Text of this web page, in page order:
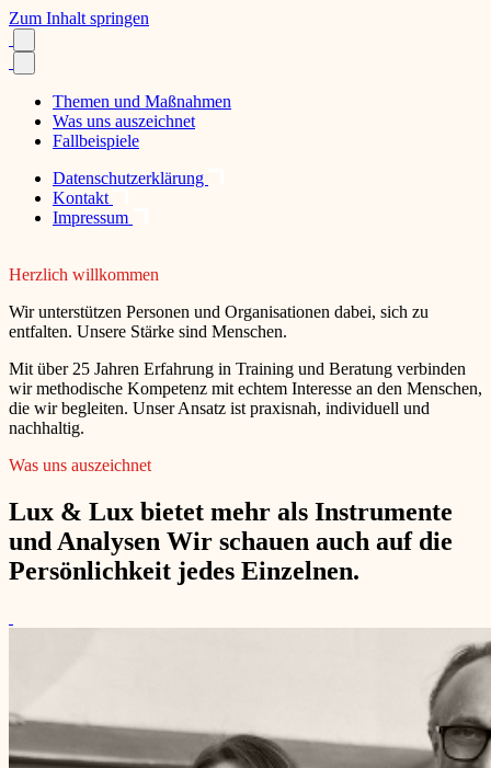
Zum Inhalt springen
Themen und Maßnahmen
Was uns auszeichnet
Fallbeispiele
Datenschutzerklärung
Kontakt
Impressum
Herzlich willkommen
Wir unterstützen Personen und Organisationen dabei, sich zu
entfalten. Unsere Stärke sind Menschen.
Mit über 25 Jahren Erfahrung in Training und Beratung verbinden
wir methodische Kompetenz mit echtem Interesse an den Menschen,
die wir begleiten. Unser Ansatz ist praxisnah, individuell und
nachhaltig.
Was uns auszeichnet
Lux & Lux bietet mehr als Instrumente
und Analysen Wir schauen auch auf die
Persönlichkeit jedes Einzelnen.